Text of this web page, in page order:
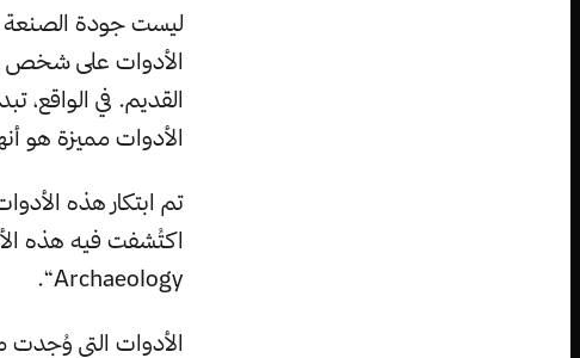
ليست جودة الصنعة
الأدوات على شخص
القديم. في الواقع،
الأدوات مميزة هو
تم ابتكار هذه
Archaeology“.
الأدوات التي